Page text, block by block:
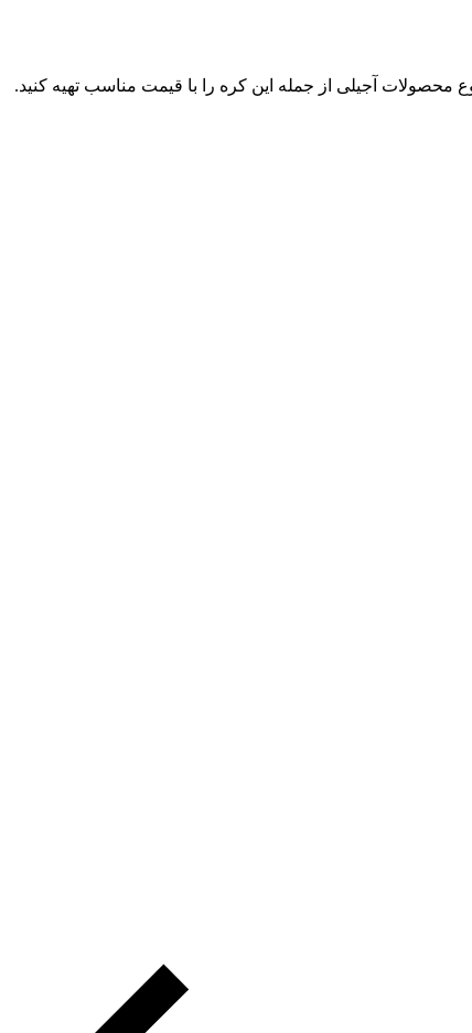
آجیلی از جمله این کره را با قیمت مناسب تهیه کنید.